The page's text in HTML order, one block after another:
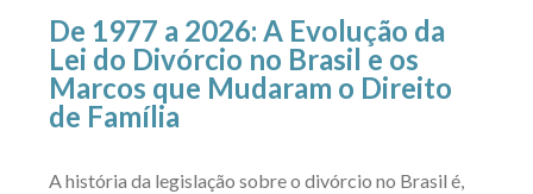
De 1977 a 2026: A Evolução da
Lei do Divórcio no Brasil e os
Marcos que Mudaram o Direito
de Família
A história da legislação sobre o divórcio no Brasil é,